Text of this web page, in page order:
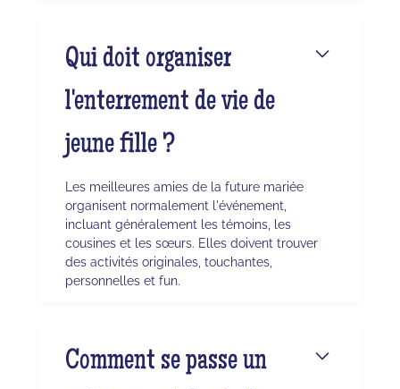
Qui doit organiser
l'enterrement de vie de
jeune fille ?
Les meilleures amies de la future mariée
organisent normalement l'événement,
incluant généralement les témoins, les
cousines et les sœurs. Elles doivent trouver
des activités originales, touchantes,
personnelles et fun.
Comment se passe un